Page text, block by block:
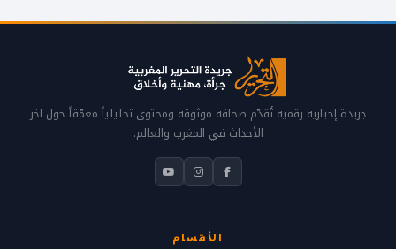
جريدة إخبارية رقمية تُقدّم صحافة موثوقة ومحتوى تحليلياً معمّقاً حول آخر
الأحداث في المغرب والعالم.
الأقسام